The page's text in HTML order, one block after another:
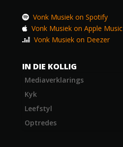
Vonk Musiek on Spotify
Vonk Musiek on Apple Music
Vonk Musiek on Deezer
IN DIE KOLLIG
Mediaverklarings
Kyk
Leefstyl
Optredes